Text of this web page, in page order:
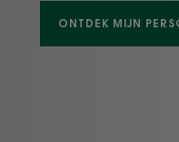
ONTDEK MIJN